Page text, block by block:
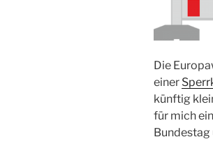
Die
einer
künftig
für mich